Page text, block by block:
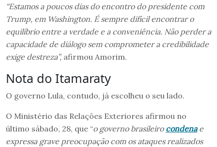
“Estamos a poucos dias do encontro do presidente com
Trump, em Washington. É sempre difícil encontrar o
equilíbrio entre a verdade e a conveniência. Não perder a
capacidade de diálogo sem comprometer a credibilidade
exige destreza”, afirmou Amorim.
Nota do Itamaraty
O governo Lula, contudo, já escolheu o seu lado.
O Ministério das Relações Exteriores afirmou no
último sábado, 28, que “o governo brasileiro condenae
expressa grave preocupação com os ataques realizados